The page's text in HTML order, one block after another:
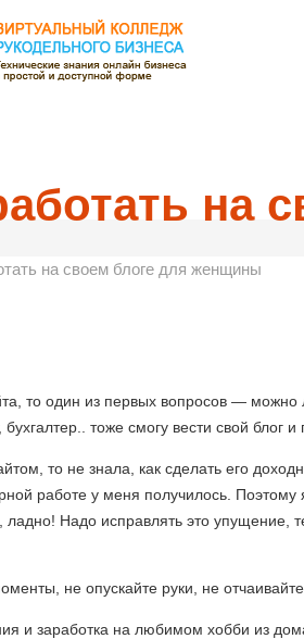
на
на своем блоге для женщины
то один из первых вопросов — можно
тоже смогу вести свой блог и
то не знала, как сделать его
работе у меня получилось.
ладно! Надо исправлять это упущение,
не опускайте руки, не
и заработка на любимом хобби из